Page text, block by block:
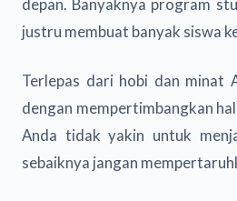
depan. Banyaknya program
justru membuat banyak siswa
Terlepas dari hobi dan minat
dengan mempertimbangkan
Anda tidak yakin untuk
sebaiknya jangan